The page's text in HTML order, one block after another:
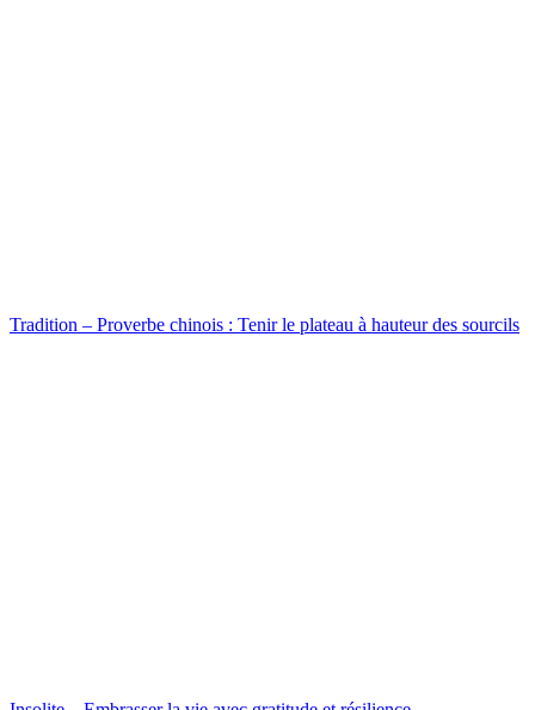
Tradition – Proverbe chinois : Tenir le plateau à hauteur des sourcils